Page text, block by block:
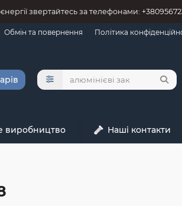
звертайтесь за телефонами:
Обмін та повернення Політика
виробництво Наші контакти